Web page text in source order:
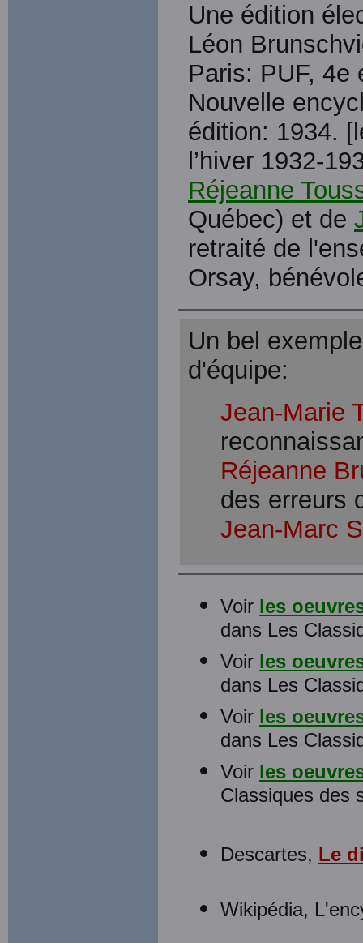
Une édition
Léon
Paris: PUF, 4e
Nouvelle
édition: 1934.
l’hiver 1932-
Réjeanne
Québec) et de
retraité de
Orsay,
Un bel
d'équipe:
Jean-Marie
Réjeanne
des erreurs
Jean-Marc
Voir les
dans Les
Voir les
dans Les
Voir les
dans Les
Voir les
Classiques des
Descartes, Le
Wikipédia,